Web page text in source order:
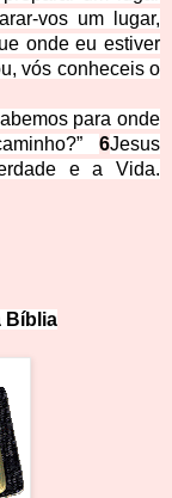
vos um lugar,
onde eu estiver
vós conheceis o
para onde
6Jesus
e a Vida.
Bíblia